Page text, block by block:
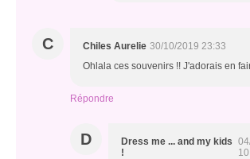
C Chiles Aurelie 30/10/2019 23:33
Ohlala ces souvenirs !! J'adorais en
Répondre
D
Dress me ... and my kids
!